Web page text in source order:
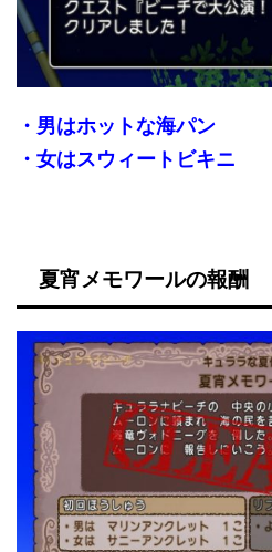
・男はホットな海パン
・女はスウィートビキニ
夏宵メモワールの報酬